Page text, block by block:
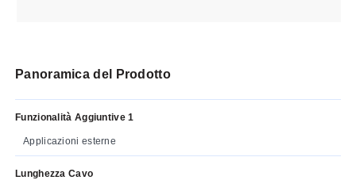
Panoramica del Prodotto
Funzionalità Aggiuntive 1
Applicazioni esterne
Lunghezza Cavo